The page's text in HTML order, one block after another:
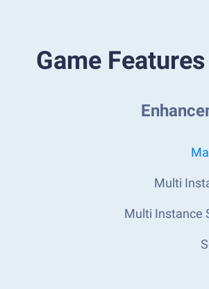
Game Features
Multi
Multi Instance